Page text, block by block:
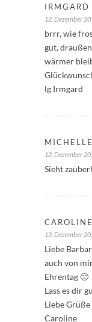
IRMGARD
12. Dezember
brrr, wie
gut,
wärmer
lg Irmgard
MICHELLE
12. Dezember
Sieht
CAROLINE
12. Dezember
Liebe
auch von
Ehrentag 🙂
Lass es dir
Liebe Grüße
Caroline